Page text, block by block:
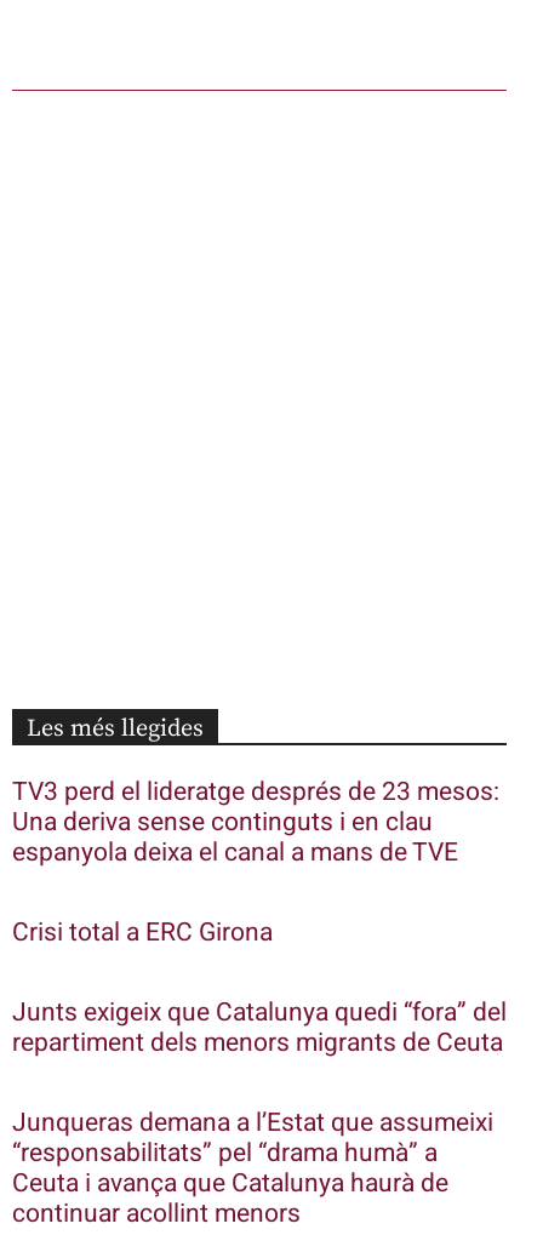
Les més llegides
TV3 perd el lideratge després de 23 mesos:
Una deriva sense continguts i en clau
espanyola deixa el canal a mans de TVE
Crisi total a ERC Girona
Junts exigeix que Catalunya quedi “fora” del
repartiment dels menors migrants de Ceuta
Junqueras demana a l’Estat que assumeixi
“responsabilitats” pel “drama humà” a
Ceuta i avança que Catalunya haurà de
continuar acollint menors